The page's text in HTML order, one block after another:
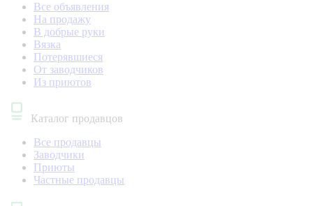
Все объявления
На продажу
В добрые руки
Вязка
Потерявшиеся
От заводчиков
Из приютов
Каталог продавцов
Все продавцы
Заводчики
Приюты
Частные продавцы